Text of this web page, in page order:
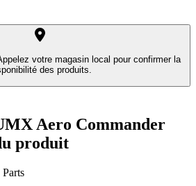
votre magasin local pour confirmer la
des produits.
Aero Commander
produit